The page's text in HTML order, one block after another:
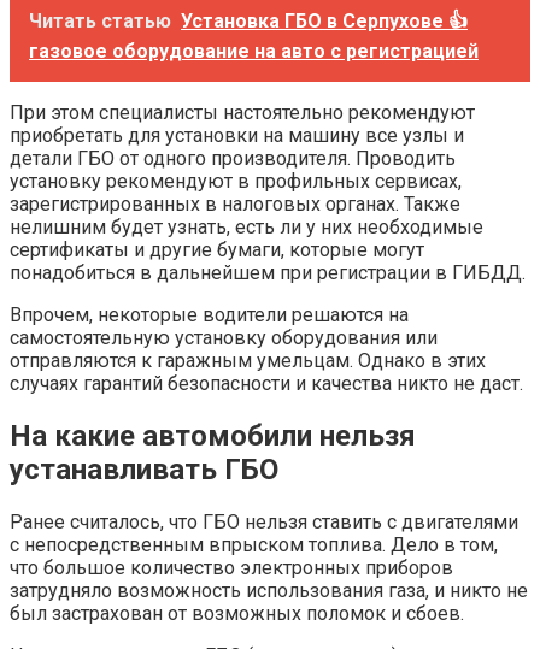
Читать статью Установка ГБО в Серпухове 👍
газовое оборудование на авто с регистрацией
При этом специалисты настоятельно рекомендуют
приобретать для установки на машину все узлы и
детали ГБО от одного производителя. Проводить
установку рекомендуют в профильных сервисах,
зарегистрированных в налоговых органах. Также
нелишним будет узнать, есть ли у них необходимые
сертификаты и другие бумаги, которые могут
понадобиться в дальнейшем при регистрации в ГИБДД.
Впрочем, некоторые водители решаются на
самостоятельную установку оборудования или
отправляются к гаражным умельцам. Однако в этих
случаях гарантий безопасности и качества никто не даст.
На какие автомобили нельзя
устанавливать ГБО
Ранее считалось, что ГБО нельзя ставить с двигателями
с непосредственным впрыском топлива. Дело в том,
что большое количество электронных приборов
затрудняло возможность использования газа, и никто не
был застрахован от возможных поломок и сбоев.